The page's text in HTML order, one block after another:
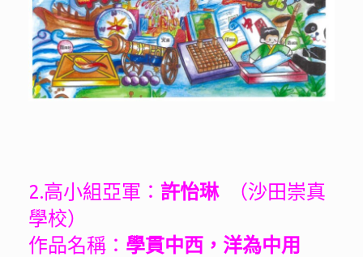
2.高小組亞軍： 許怡琳（沙田崇真
學校）
作品名稱： 學貫中西，洋為中用